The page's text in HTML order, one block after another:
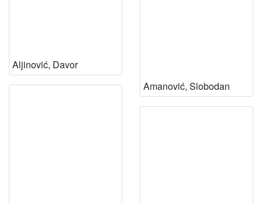
Aljinović, Davor
Amanović, Slobodan